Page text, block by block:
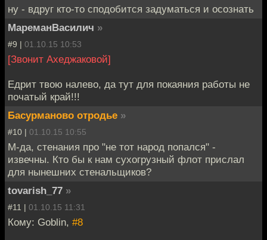
ну - вдруг кто-то сподобится задуматься и осознать
МареманВасилич »
#9 | 01.10.15 10:53
[Звонит Ахеджаковой]
Едрит твою налево, да тут для покаяния работы не
початый край!!!
Басурманово отродье »
#10 | 01.10.15 10:55
М-да, стенания про "не тот народ попался" -
извечны. Кто бы к нам сухогрузный флот прислал
для нынешних стенальщиков?
tovarish_77 »
#11 | 01.10.15 11:31
Кому: Goblin, #8